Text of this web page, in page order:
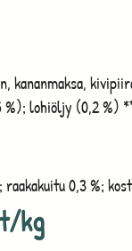
kananmaksa,
lohiöljy (0,2 %)
0,3 %;
kg